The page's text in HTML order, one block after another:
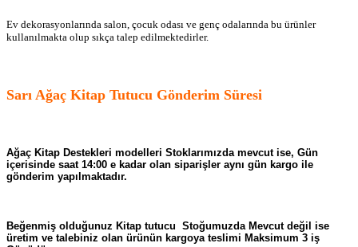
Ev dekorasyonlarında salon, çocuk odası ve genç odalarında bu ürünler
kullanılmakta olup sıkça talep edilmektedirler.
Sarı Ağaç Kitap Tutucu Gönderim Süresi
Ağaç Kitap Destekleri modelleri Stoklarımızda mevcut ise, Gün
içerisinde saat 14:00 e kadar olan siparişler aynı gün kargo ile
gönderim yapılmaktadır.
Beğenmiş olduğunuz Kitap tutucu Stoğumuzda Mevcut değil ise
üretim ve talebiniz olan ürünün kargoya teslimi Maksimum 3 iş